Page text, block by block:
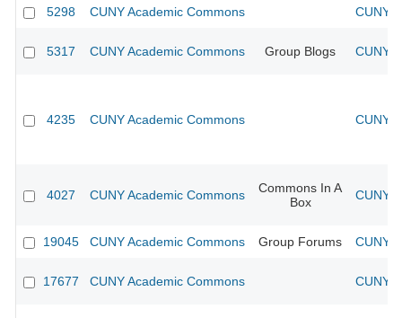
5298 CUNY Academic Commons CUNY
5317 CUNY Academic Commons Group Blogs CUNY
4235 CUNY Academic Commons CUNY
4027 CUNY Academic Commons
Commons In A
Box
CUNY
19045 CUNY Academic Commons Group Forums CUNY
17677 CUNY Academic Commons CUNY